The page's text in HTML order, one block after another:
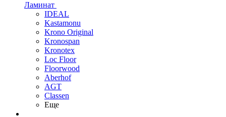
Ламинат
IDEAL
Kastamonu
Krono Original
Kronospan
Kronotex
Loc Floor
Floorwood
Aberhof
AGT
Classen
Еще